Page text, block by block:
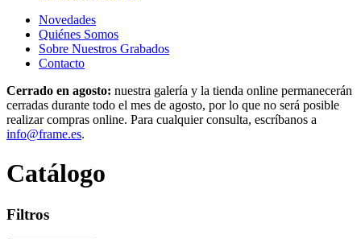
Novedades
Quiénes Somos
Sobre Nuestros Grabados
Contacto
Cerrado en agosto: nuestra galería y la tienda online permanecerán
cerradas durante todo el mes de agosto, por lo que no será posible
realizar compras online. Para cualquier consulta, escríbanos a
info@frame.es.
Catálogo
Filtros